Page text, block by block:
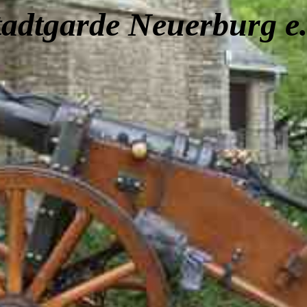
Neuerburg